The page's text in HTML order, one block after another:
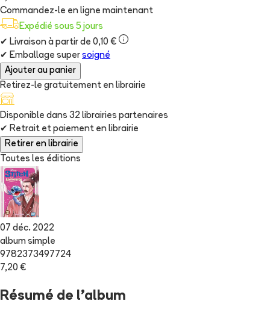
Commandez-le en ligne maintenant
Expédié sous 5 jours
✔ Livraison à partir de 0,10 €
✔ Emballage super soigné
Ajouter au panier
Retirez-le gratuitement en librairie
Disponible dans 32 librairies partenaires
✔ Retrait et paiement en librairie
Retirer en librairie
Toutes les éditions
07 déc. 2022
album simple
9782373497724
7,20 €
Résumé de l'album